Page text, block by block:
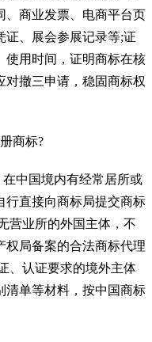
、商业发票、电商平台页
证、展会参展记录等;证
使用时间，证明商标在核
对撤三申请，稳固商标权
商标?
中国境内有经常居所或
行直接向商标局提交商标
营业所的外国主体，不
权局备案的合法商标代理
、认证要求的境外主体
清单等材料，按中国商标